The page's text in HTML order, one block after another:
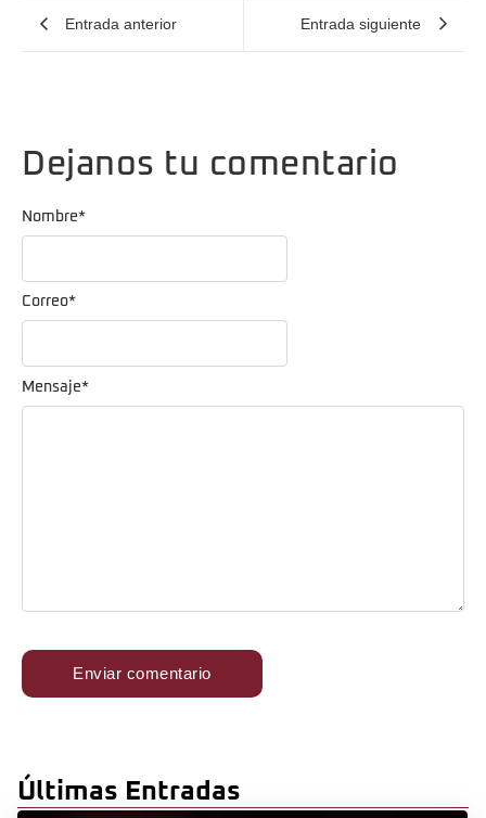
Entrada anterior Entrada siguiente
Dejanos tu comentario
Mensaje*
Nombre*
Correo*
Últimas Entradas